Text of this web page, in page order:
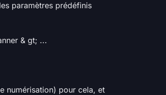
paramètres prédéfinis
& gt; ...
numérisation) pour cela, et